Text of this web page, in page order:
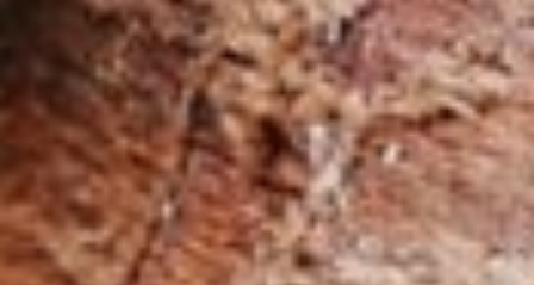
Tupís
Escuadradoras-tupís
Combinadas de 5 operaciones
Centros CNC
Encoladoras de cantos
Calibradoras
Lijadoras de banda larga y de cantos